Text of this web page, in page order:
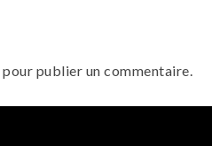
pour publier un commentaire.